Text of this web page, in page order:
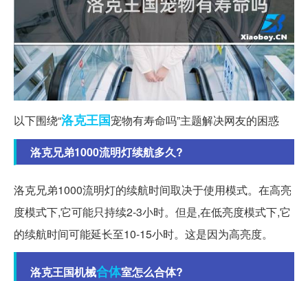
以下围绕“洛克王国宠物有寿命吗”主题解决网友的困惑
洛克兄弟1000流明灯续航多久?
洛克兄弟1000流明灯的续航时间取决于使用模式。在高亮
度模式下,它可能只持续2-3小时。但是,在低亮度模式下,它
的续航时间可能延长至10-15小时。这是因为高亮度。
洛克王国机械合体室怎么合体?